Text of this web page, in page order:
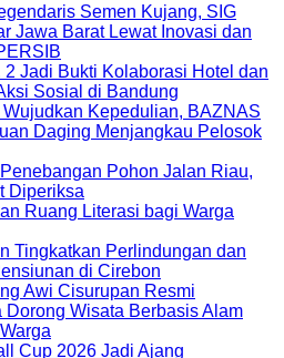
Semen Kujang, SIG
Jawa Barat Lewat Inovasi dan
2 Jadi Bukti Kolaborasi Hotel dan
Sosial di Bandung
Kepedulian, BAZNAS
Daging Menjangkau Pelosok
Pohon Jalan Riau,
Diperiksa
Ruang Literasi bagi Warga
Tingkatkan Perlindungan dan
di Cirebon
Awi Cisurupan Resmi
Dorong Wisata Berbasis Alam
Cup 2026 Jadi Ajang